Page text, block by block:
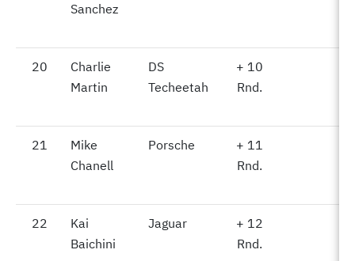
Sanchez
20
Charlie
Martin
DS
Techeetah
+ 10
Rnd.
21
Mike
Chanell
Porsche
+ 11
Rnd.
22
Kai
Baichini
Jaguar
+ 12
Rnd.
20
21
22